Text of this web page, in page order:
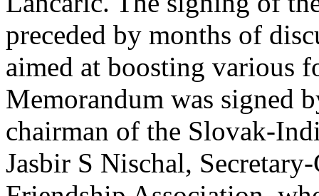
preceded by months of
aimed at boosting various
Memorandum was signed
chairman of the Slovak-
Jasbir S Nischal,